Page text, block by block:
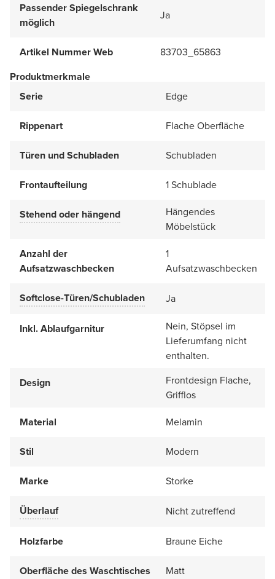
Passender Spiegelschrank
möglich
Ja
Artikel Nummer Web
83703_65863
Produktmerkmale
Serie
Edge
Rippenart Flache Oberfläche
Türen und Schubladen Schubladen
Frontaufteilung 1 Schublade
Stehend oder hängend
Hängendes
Möbelstück
Anzahl der
Aufsatzwaschbecken
1
Aufsatzwaschbecken
Softclose-Türen/Schubladen Ja
Inkl. Ablaufgarnitur
Nein, Stöpsel im
Lieferumfang nicht
enthalten.
Design
Frontdesign Flache,
Grifflos
Material
Melamin
Stil Modern
Marke Storke
Überlauf Nicht zutreffend
Holzfarbe Braune Eiche
Oberfläche des Waschtisches Matt